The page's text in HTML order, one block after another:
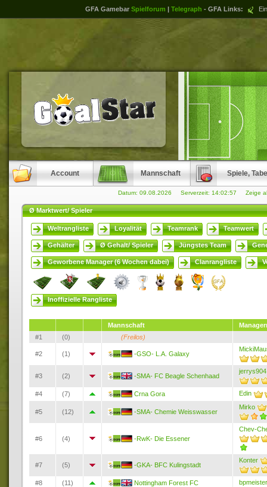
GFA Gamebar Spielforum | Telegraph - GFA Links:
Account Mannschaft Spiele,
Datum: 09.08.2026 Serverzeit: 14:02:58 Zeige
Ø Marktwert/ Spieler
Weltrangliste Loyalität Teamrank Teamwert
Gehälter Ø Gehalt/ Spieler Jüngstes Team
Geworbene Manager (6 Wochen dabei) Clanrangliste
Inoffizielle Rangliste
Mannschaft
#1
(0) (Freilos)
#2 (1) -GSO- L.A. Galaxy
#3 (2) -SMA- FC Beagle Schenhaad
jerrys904
#4 (7) Crna Gora Edin
#5 (12) -SMA- Chemie Weisswasser
Mirko
#6 (4) -RwK- Die Essener
Chev-
#7 (5) -GKA- BFC Kulingstadt
Konter
#8 (11) Nottingham Forest FC bpmeister